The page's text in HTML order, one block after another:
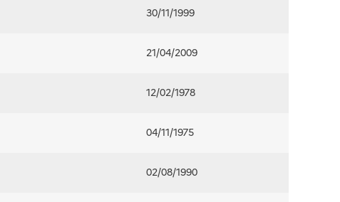
30/11/1999
21/04/2009
12/02/1978
04/11/1975
02/08/1990